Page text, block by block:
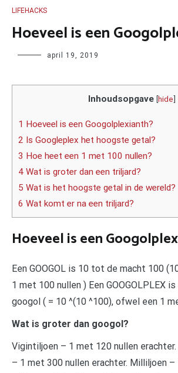
LIFEHACKS
Hoeveel is een
Author april 19, 2019
Inhoudsopgave [hide]
1 Hoeveel is een Googolplexianth?
2 Is Googleplex het hoogste getal?
3 Hoe heet een 1 met 100 nullen?
4 Wat is groter dan een triljard?
5 Wat is het hoogste getal in de wereld?
6 Wat komt er na een triljard?
Hoeveel is een
Een GOOGOL is 10 tot de macht 100
1 met 100 nullen ) Een GOOGOLPLEX
googol ( = 10 ^(10 ^100), ofwel een 1
Wat is groter dan googol?
Vigintiljoen – 1 met 120 nullen
– 1 met 300 nullen erachter. Milliljoen